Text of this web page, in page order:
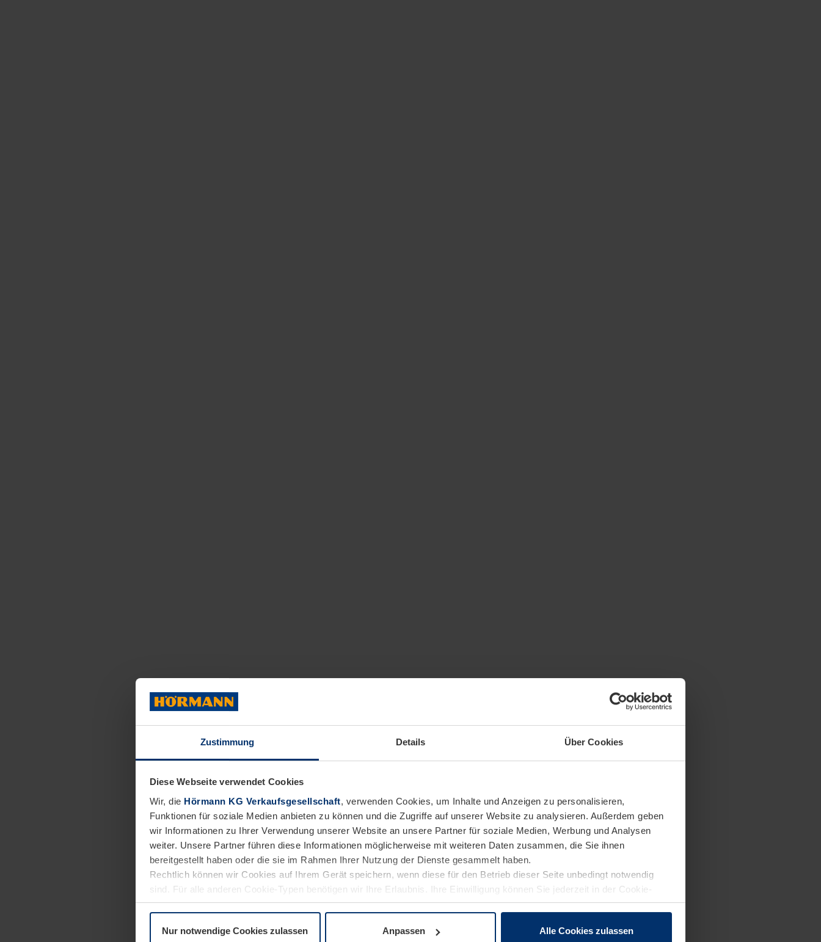
Zustimmung Details Über Cookies
Diese Webseite verwendet Cookies
Wir, die Hörmann KG Verkaufsgesellschaft, verwenden Cookies, um Inhalte und Anzeigen zu personalisieren,
Funktionen für soziale Medien anbieten zu können und die Zugriffe auf unserer Website zu analysieren. Außerdem geben
wir Informationen zu Ihrer Verwendung unserer Website an unsere Partner für soziale Medien, Werbung und Analysen
weiter. Unsere Partner führen diese Informationen möglicherweise mit weiteren Daten zusammen, die Sie ihnen
bereitgestellt haben oder die sie im Rahmen Ihrer Nutzung der Dienste gesammelt haben.
Rechtlich können wir Cookies auf Ihrem Gerät speichern, wenn diese für den Betrieb dieser Seite unbedingt notwendig
sind. Für alle anderen Cookie-Typen benötigen wir Ihre Erlaubnis. Ihre Einwilligung können Sie jederzeit in der Cookie-
Erläuterung auf der SeiteDatenschutzerklärungunserer Website ändern oder widerrufen.
Nur notwendige Cookies zulassen Anpassen Alle Cookies zulassen